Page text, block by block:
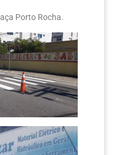
Porto Rocha.